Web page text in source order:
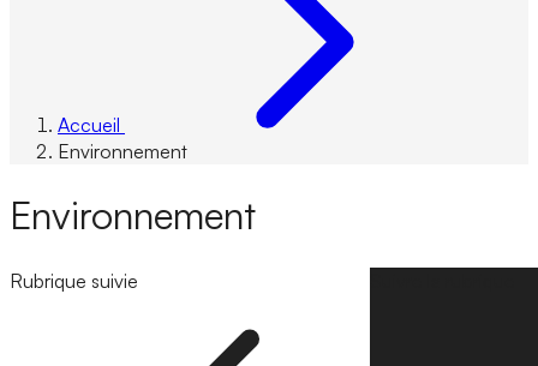
Accueil
Environnement
Environnement
Rubrique suivie